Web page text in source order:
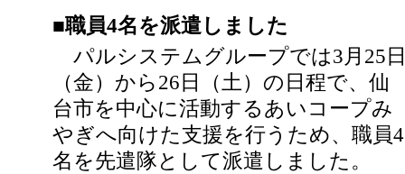
■職員4名を派遣しました
パルシステムグループでは3月25
（金）から26日（土）の日程で、仙
台市を中心に活動するあいコープみ
やぎへ向けた支援を行うため、職員4
名を先遣隊として派遣しました。